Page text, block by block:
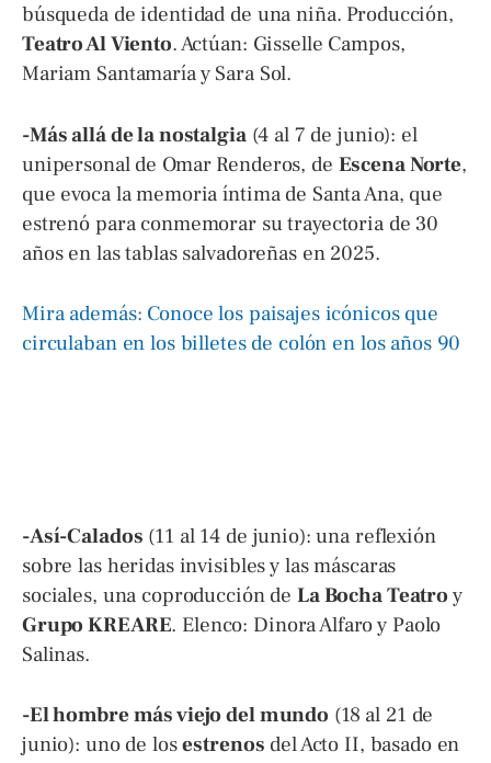
búsqueda de identidad de una niña. Producción,
Teatro Al Viento. Actúan: Gisselle Campos,
Mariam Santamaría y Sara Sol.
-Más allá de la nostalgia(4 al 7 de junio): el
unipersonal de Omar Renderos, de Escena Norte,
que evoca la memoria íntima de Santa Ana, que
estrenó para conmemorar su trayectoria de 30
años en las tablas salvadoreñas en 2025.
Mira además: Conoce los paisajes icónicos que
circulaban en los billetes de colón en los años 90
-Así-Calados (11 al 14 de junio): una reflexión
sobre las heridas invisibles y las máscaras
sociales, una coproducción deLa Bocha Teatro y
Grupo KREARE. Elenco: Dinora Alfaro y Paolo
Salinas.
-El hombre más viejo del mundo (18 al 21 de
junio): uno de losestrenos del Acto II, basado en